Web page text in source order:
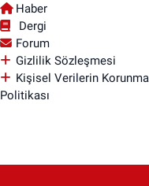
Haber
Dergi
Forum
Gizlilik Sözleşmesi
Kişisel Verilerin Korunma
Politikası